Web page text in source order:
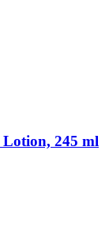
Lotion, 245 ml